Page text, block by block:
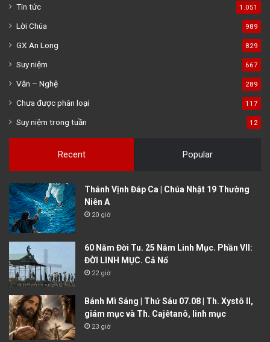
Tin tức 1.051
Lời Chúa 989
GX An Long 829
Suy niệm 667
Văn – Nghệ 289
Chưa được phân loại 117
Suy niệm trong tuần 12
Recent Popular
Thánh Vịnh Đáp Ca | Chúa Nhật 19 Thường
Niên A
20 giờ
60 Năm Đời Tu. 25 Năm Linh Mục. Phần VII:
ĐỜI LINH MỤC. Cả Nổ
22 giờ
Bánh Mì Sáng | Thứ Sáu 07.08 | Th. Xystô II,
giám mục và Th. Cajêtanô, linh mục
23 giờ